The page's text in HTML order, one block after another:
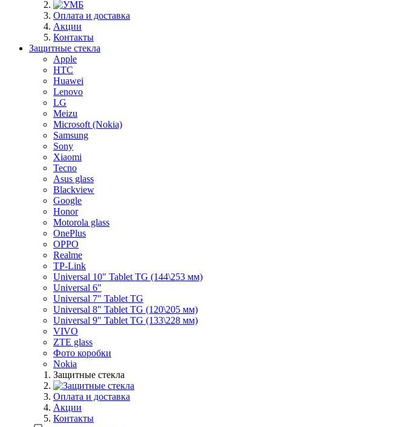
Оплата и доставка
Акции
Контакты
Защитные стекла
Apple
HTC
Huawei
Lenovo
LG
Meizu
Microsoft (Nokia)
Samsung
Sony
Xiaomi
Tecno
Asus glass
Blackview
Google
Honor
Motorola glass
OnePlus
OPPO
Realme
TP-Link
Universal 10" Tablet TG (144\253 мм)
Universal 6"
Universal 7" Tablet TG
Universal 8" Tablet TG (120\205 мм)
Universal 9" Tablet TG (133\228 мм)
VIVO
ZTE glass
Фото коробки
Nokia
Защитные стекла
Оплата и доставка
Акции
Контакты